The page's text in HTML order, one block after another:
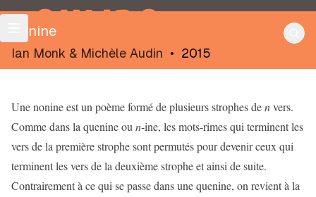
OULIPO
nonine
Ian Monk & Michèle Audin • 2015
Une nonine est un poème formé de plusieurs strophes denvers.
Comme dans la quenine ou n-ine, les mots-rimes qui terminent les
vers de la première strophe sont permutés pour devenir ceux qui
terminent les vers de la deuxième strophe et ainsi de suite.
Contrairement à ce qui se passe dans une quenine, on revient à la